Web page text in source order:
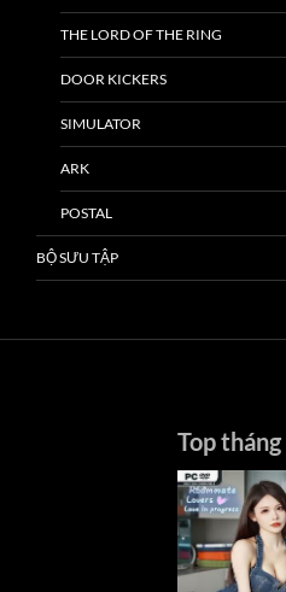
THE LORD OF THE RING
DOOR KICKERS
SIMULATOR
ARK
POSTAL
BỘ SƯU TẬP
Top tháng